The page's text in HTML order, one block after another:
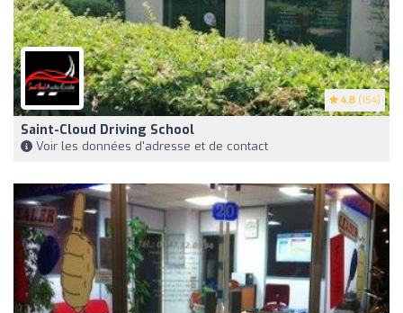
4.8 (154)
Saint-Cloud Driving School
Voir les données d'adresse et de contact